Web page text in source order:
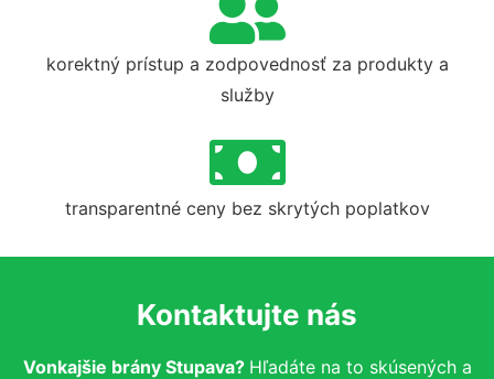
korektný prístup a zodpovednosť za produkty a
služby
transparentné ceny bez skrytých poplatkov
Kontaktujte nás
Vonkajšie brány Stupava? Hľadáte na to skúsených a